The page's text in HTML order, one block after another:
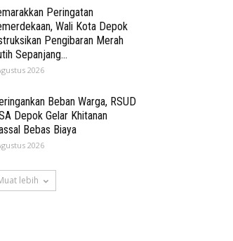
Peringatan
Wali Kota Depok
Pengibaran Merah
Sepanjang...
2026
Beban Warga, RSUD
Depok Gelar Khitanan
Bebas Biaya
2026
lebih